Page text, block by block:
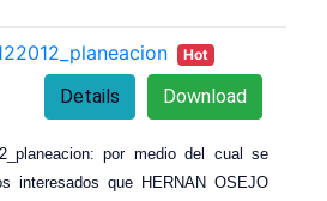
Hot
Download
Details
por medio del cual se
interesados que HERNAN OSEJO